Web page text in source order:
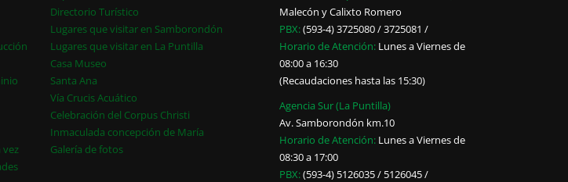
Directorio Turístico
Lugares que visitar en Samborondón
Lugares que visitar en La Puntilla
Casa Museo
Santa Ana
Vía Crucis Acuático
Celebración del Corpus Christi
Inmaculada concepción de María
Galería de fotos
Malecón y Calixto Romero
PBX:(593-4) 3725080 / 3725081 /
Horario de Atención:Lunes a Viernes de
08:00 a 16:30
(Recaudaciones hasta las 15:30)
Agencia Sur (La Puntilla)
Av. Samborondón km.10
Horario de Atención:Lunes a Viernes de
08:30 a 17:00
PBX:(593-4) 5126035 / 5126045 /